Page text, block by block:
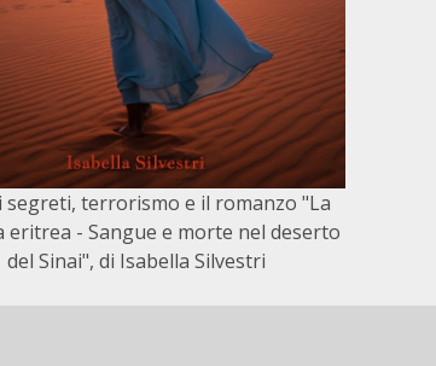
segreti, terrorismo e il romanzo "La
eritrea - Sangue e morte nel deserto
del Sinai", di Isabella Silvestri